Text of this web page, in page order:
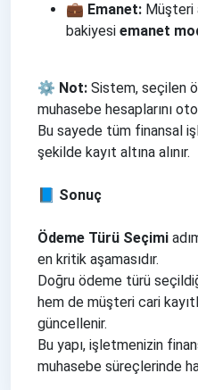
💼 Emanet: Müşteri
bakiyesi emanet
⚙️ Not: Sistem, seçilen
muhasebe hesaplarını
Bu sayede tüm finansal
şekilde kayıt altına alınır.
📘 Sonuç
Ödeme Türü Seçimi
en kritik aşamasıdır.
Doğru ödeme türü
hem de müşteri cari
güncellenir.
Bu yapı, işletmenizin
muhasebe süreçlerinde